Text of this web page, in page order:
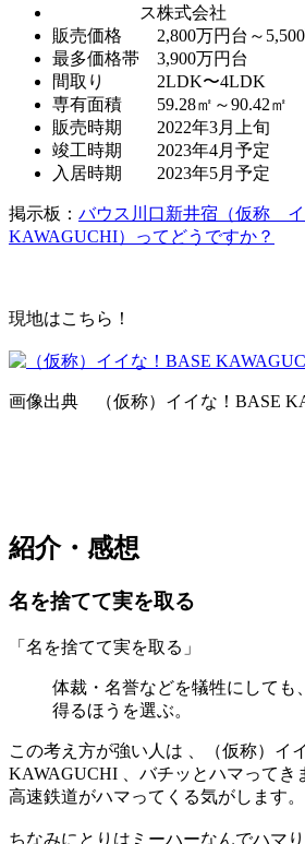
ス株式会社
販売価格 2,800万円台～5,500
最多価格帯 3,900万円台
間取り 2LDK〜4LDK
専有面積 59.28㎡～90.42㎡
販売時期 2022年3月上旬
竣工時期 2023年4月予定
入居時期 2023年5月予定
掲示板： バウス川口新井宿（仮称 イ
KAWAGUCHI）ってどうですか？
現地はこちら！
画像出典 （仮称）イイな！BASE
紹介・感想
名を捨てて実を取る
「名を捨てて実を取る」
体裁・名誉などを犠牲にしても
得るほうを選ぶ。
この考え方が強い人は 、（仮称）イ
KAWAGUCHI 、バチッとハマってき
高速鉄道がハマってくる気がします。
ちなみにとりはミーハーなんでハマ